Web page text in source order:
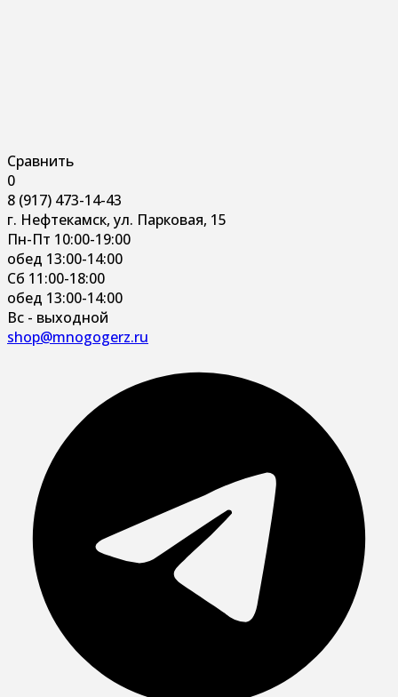
Сравнить
0
8 (917) 473-14-43
г. Нефтекамск, ул. Парковая, 15
Пн-Пт 10:00-19:00
обед 13:00-14:00
Сб 11:00-18:00
обед 13:00-14:00
Вс - выходной
shop@mnogogerz.ru